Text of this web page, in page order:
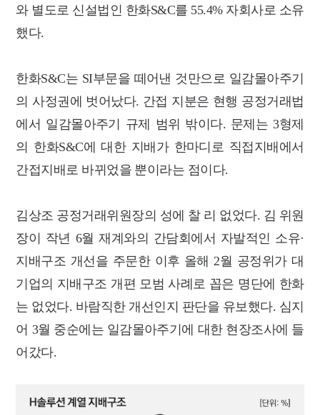
와 별도로 신설법인 한화S&C를 55.4% 자회사로 소유
했다.
한화S&C는 SI부문을 떼어낸 것만으로 일감몰아주기
의 사정권에 벗어났다. 간접 지분은 현행 공정거래법
에서 일감몰아주기 규제 범위 밖이다. 문제는 3형제
의 한화S&C에 대한 지배가 한마디로 직접지배에서
간접지배로 바뀌었을 뿐이라는 점이다.
김상조 공정거래위원장의 성에 찰 리 없었다. 김 위원
장이 작년 6월 재계와의 간담회에서 자발적인 소유·
지배구조 개선을 주문한 이후 올해 2월 공정위가 대
기업의 지배구조 개편 모범 사례로 꼽은 명단에 한화
는 없었다. 바람직한 개선인지 판단을 유보했다. 심지
어 3월 중순에는 일감몰아주기에 대한 현장조사에 들
어갔다.